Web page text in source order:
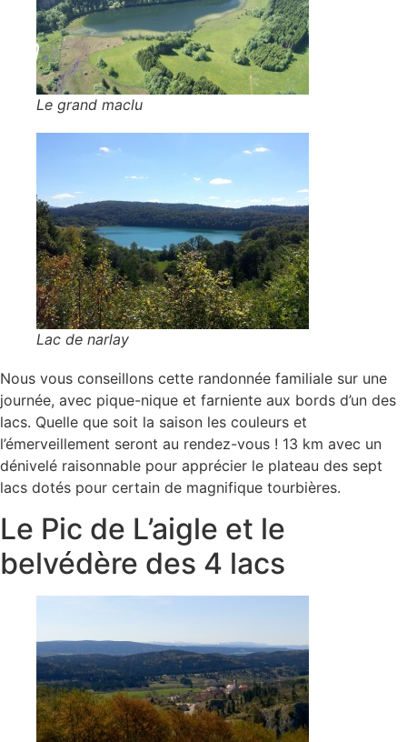
Le grand maclu
Lac de narlay
Nous vous conseillons cette randonnée familiale sur une
journée, avec pique-nique et farniente aux bords d’un des
lacs. Quelle que soit la saison les couleurs et
l’émerveillement seront au rendez-vous ! 13 km avec un
dénivelé raisonnable pour apprécier le plateau des sept
lacs dotés pour certain de magnifique tourbières.
Le Pic de L’aigle et le
belvédère des 4 lacs